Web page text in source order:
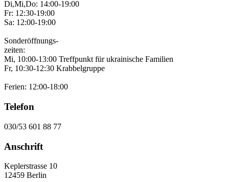
Di,Mi,Do: 14:00-19:00
Fr: 12:30-19:00
Sa: 12:00-19:00
Sonderöffnungs-
zeiten:
Mi, 10:00-13:00 Treffpunkt für ukrainische Familien
Fr, 10:30-12:30 Krabbelgruppe
Ferien: 12:00-18:00
Telefon
030/53 601 88 77
Anschrift
Keplerstrasse 10
12459 Berlin